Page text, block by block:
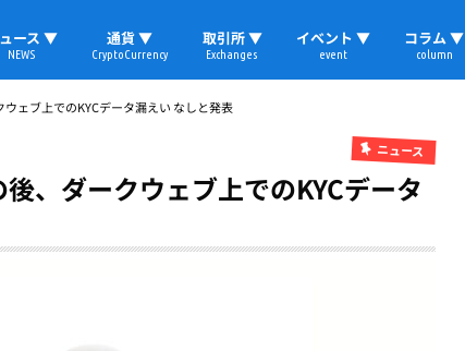
ース ▼
NEWS
通貨 ▼
CryptoCurrency
取引所 ▼
Exchanges
イベント ▼
event
コラム ▼
column
ェブ上でのKYCデータ漏えい なしと発表
ニュース
、ダークウェブ上でのKYCデータ